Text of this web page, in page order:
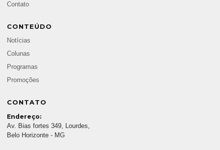
Contato
CONTEÚDO
Notícias
Colunas
Programas
Promoções
CONTATO
Endereço:
Av. Bias fortes 349, Lourdes,
Belo Horizonte - MG